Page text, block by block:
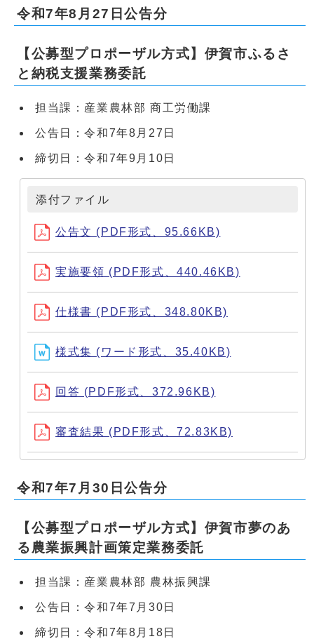
令和7年8月27日公告分
【公募型プロポーザル方式】伊賀市ふるさ
と納税支援業務委託
担当課：産業農林部 商工労働課
公告日：令和7年8月27日
締切日：令和7年9月10日
添付ファイル
公告文 (PDF形式、95.66KB)
実施要領 (PDF形式、440.46KB)
仕様書 (PDF形式、348.80KB)
様式集 (ワード形式、35.40KB)
回答 (PDF形式、372.96KB)
審査結果 (PDF形式、72.83KB)
令和7年7月30日公告分
【公募型プロポーザル方式】伊賀市夢のあ
る農業振興計画策定業務委託
担当課：産業農林部 農林振興課
公告日：令和7年7月30日
締切日：令和7年8月18日